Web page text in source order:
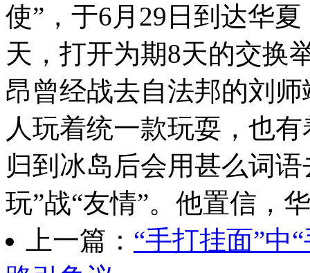
使”，于6月29日到达华
天，打开为期8天的交
昂曾经战去自法邦的刘师
人玩着统一款玩耍，也
归到冰岛后会用甚么词
玩”战“友情”。他置信，
上一篇： “手打挂面”中